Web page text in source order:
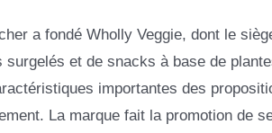
a fondé Wholly Veggie, dont le
surgelés et de snacks à base de
importantes des
La marque fait la promotion de